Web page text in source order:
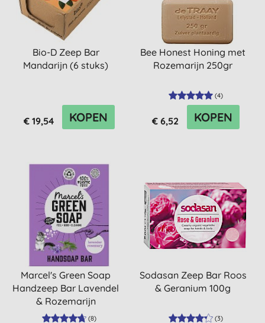
Bio-D Zeep Bar
Mandarijn (6 stuks)
€ 19,54 KOPEN
Bee Honest Honing met
Rozemarijn 250gr
(4)
€ 6,52 KOPEN
Marcel's Green Soap
Handzeep Bar Lavendel
& Rozemarijn
(8)
Sodasan Zeep Bar Roos
& Geranium 100g
(3)